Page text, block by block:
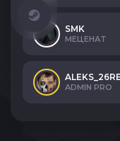
SMK
МЕЦЕНАТ
ADMIN PRO